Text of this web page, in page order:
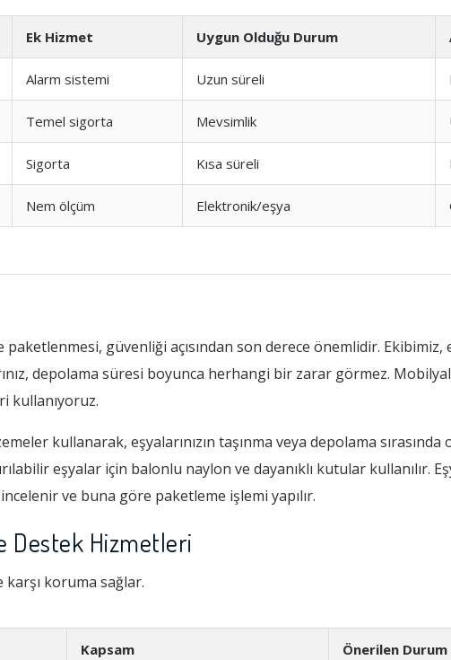
Ek Hizmet Uygun Olduğu Durum
Alarm sistemi Uzun süreli
Temel sigorta Mevsimlik
Sigorta Kısa süreli
Nem ölçüm Elektronik/eşya
güvenliği açısından son derece önemlidir. Ekibimiz,
depolama süresi boyunca herhangi bir zarar görmez.
kullanıyoruz.
kullanarak, eşyalarınızın taşınma veya depolama sırasında
eşyalar için balonlu naylon ve dayanıklı kutular kullanılır.
ve buna göre paketleme işlemi yapılır.
Destek Hizmetleri
karşı koruma sağlar.
Kapsam Önerilen Durum